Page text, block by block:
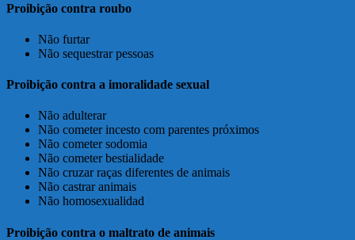
Proibição contra roubo
Não furtar
Não sequestrar pessoas
Proibição contra a imoralidade sexual
Não adulterar
Não cometer incesto com parentes próximos
Não cometer sodomia
Não cometer bestialidade
Não cruzar raças diferentes de animais
Não castrar animais
Não homosexualidad
Proibição contra o maltrato de animais